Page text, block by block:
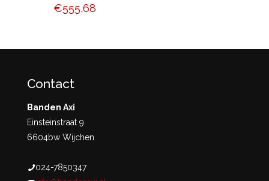
€555,68
Contact
Banden Axi
Einsteinstraat 9
6604bw Wijchen
024-7850347